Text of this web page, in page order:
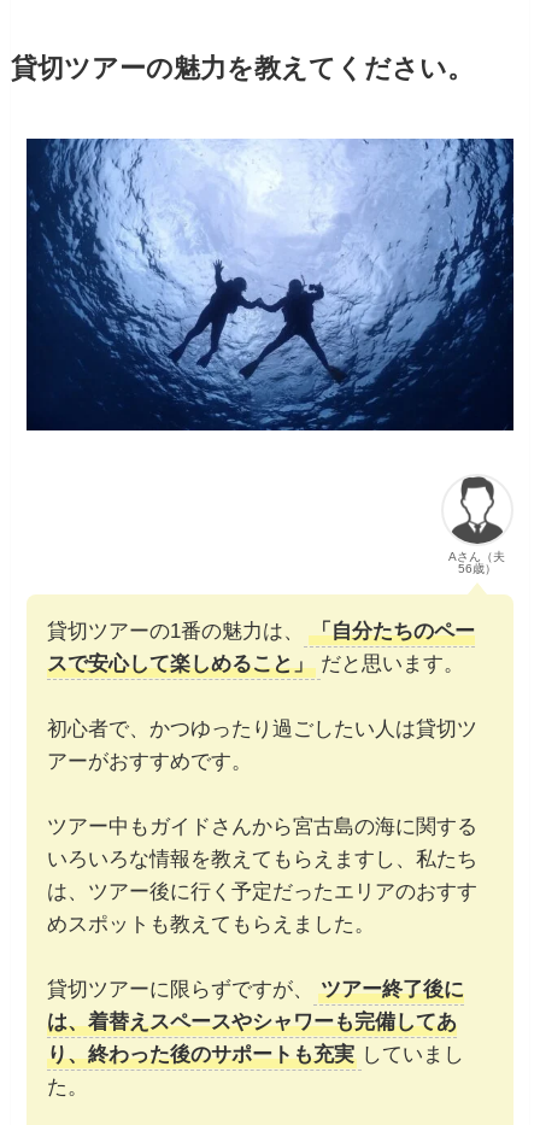
貸切ツアーの魅力を教えてください。
Aさん（夫
56歳）
貸切ツアーの1番の魅力は、
「自分たちのペー
スで安心して楽しめること」 だと思います。
初心者で、かつゆったり過ごしたい人は貸切ツ
アーがおすすめです。
ツアー中もガイドさんから宮古島の海に関する
いろいろな情報を教えてもらえますし、私たち
は、ツアー後に行く予定だったエリアのおすす
めスポットも教えてもらえました。
貸切ツアーに限らずですが、
ツアー終了後に
は、着替えスペースやシャワーも完備してあ
り、終わった後のサポートも充実 していまし
た。